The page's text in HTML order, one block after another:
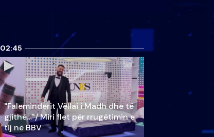
02:45
"Faleminderit Vëllai i Madh dhe të
gjithë…"/ Miri flet për rrugëtimin e
tij në BBV